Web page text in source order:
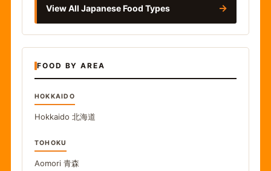
View All Japanese Food Types →
FOOD BY AREA
HOKKAIDO
Hokkaido 北海道
TOHOKU
Aomori 青森